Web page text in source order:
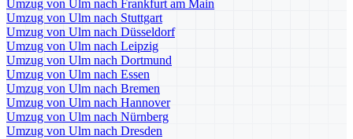
Umzug von Ulm nach Frankfurt am Main
Umzug von Ulm nach Stuttgart
Umzug von Ulm nach Düsseldorf
Umzug von Ulm nach Leipzig
Umzug von Ulm nach Dortmund
Umzug von Ulm nach Essen
Umzug von Ulm nach Bremen
Umzug von Ulm nach Hannover
Umzug von Ulm nach Nürnberg
Umzug von Ulm nach Dresden